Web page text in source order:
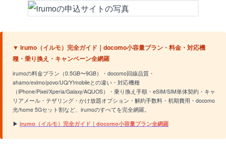
▼ irumo（イルモ）完全ガイド｜docomo小容量プラン・料金・対応機
種・乗り換え・キャンペーン全網羅
irumoの料金プラン（0.5GB〜9GB）・docomo回線品質・
ahamo/eximo/povo/UQ/Y!mobileとの違い・対応機種
（iPhone/Pixel/Xperia/Galaxy/AQUOS）・乗り換え手順・eSIM/SIM単体契約・キャ
リアメール・テザリング・かけ放題オプション・解約手数料・初期費用・docomo
光/home 5Gセット割など、irumoのすべてを完全網羅。
▶ irumo（イルモ）完全ガイド｜docomo小容量プラン全網羅